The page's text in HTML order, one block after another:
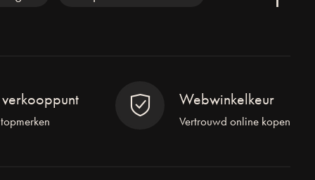
Webwinkelkeur
Vertrouwd online kopen